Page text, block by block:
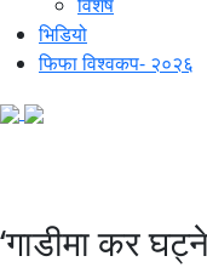
विशेष
भिडियो
फिफा विश्वकप- २०२६
‘गाडीमा कर